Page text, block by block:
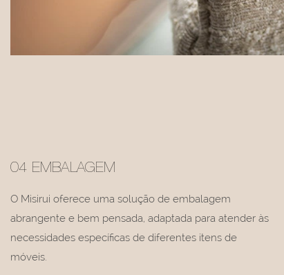
04 EMBALAGEM
O Misirui oferece uma solução de embalagem
abrangente e bem pensada, adaptada para atender às
necessidades específicas de diferentes itens de
móveis.